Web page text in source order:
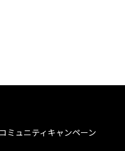
コミュニティ キャンペーン